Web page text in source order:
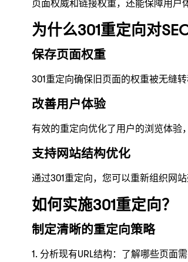
页面权威和链接权重，还能保障用户
为什么301重定向对
保存页面权重
301重定向确保旧页面的权重被无缝
改善用户体验
有效的重定向优化了用户的浏览体验
支持网站结构优化
通过301重定向，您可以重新组织网
如何实施301重定向？
制定清晰的重定向策略
1. 分析现有URL结构：了解哪些页面